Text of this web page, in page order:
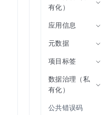
有化）
应用信息
元数据
项目标签
数据治理（私
有化）
公共错误码